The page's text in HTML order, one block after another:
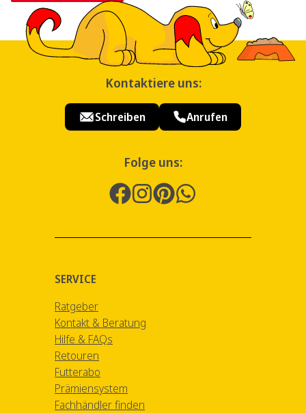
Kontaktiere uns:
Schreiben Anrufen
Folge uns:
SERVICE
Ratgeber
Kontakt & Beratung
Hilfe & FAQs
Retouren
Futterabo
Prämiensystem
Fachhändler finden